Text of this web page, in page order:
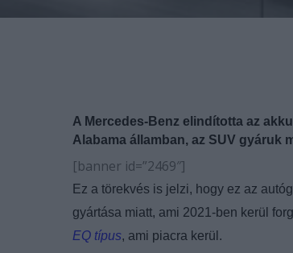
A Mercedes-Benz elindította az
Alabama államban, az SUV gyáruk
[banner id=”2469″]
Ez a törekvés is jelzi, hogy ez az
gyártása miatt, ami 2021-ben kerül
EQ típus, ami piacra kerül.